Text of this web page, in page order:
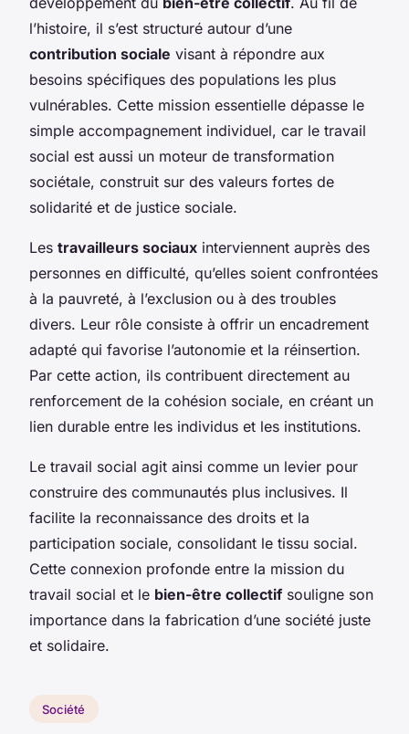
l’histoire, il s’est structuré autour d’une
contribution sociale visant à répondre aux
besoins spécifiques des populations les plus
vulnérables. Cette mission essentielle dépasse le
simple accompagnement individuel, car le travail
social est aussi un moteur de transformation
sociétale, construit sur des valeurs fortes de
solidarité et de justice sociale.
Les travailleurs sociaux interviennent auprès des
personnes en difficulté, qu’elles soient confrontées
à la pauvreté, à l’exclusion ou à des troubles
divers. Leur rôle consiste à offrir un encadrement
adapté qui favorise l’autonomie et la réinsertion.
Par cette action, ils contribuent directement au
renforcement de la cohésion sociale, en créant un
lien durable entre les individus et les institutions.
Le travail social agit ainsi comme un levier pour
construire des communautés plus inclusives. Il
facilite la reconnaissance des droits et la
participation sociale, consolidant le tissu social.
Cette connexion profonde entre la mission du
travail social et le bien-être collectif souligne son
importance dans la fabrication d’une société juste
et solidaire.
Société